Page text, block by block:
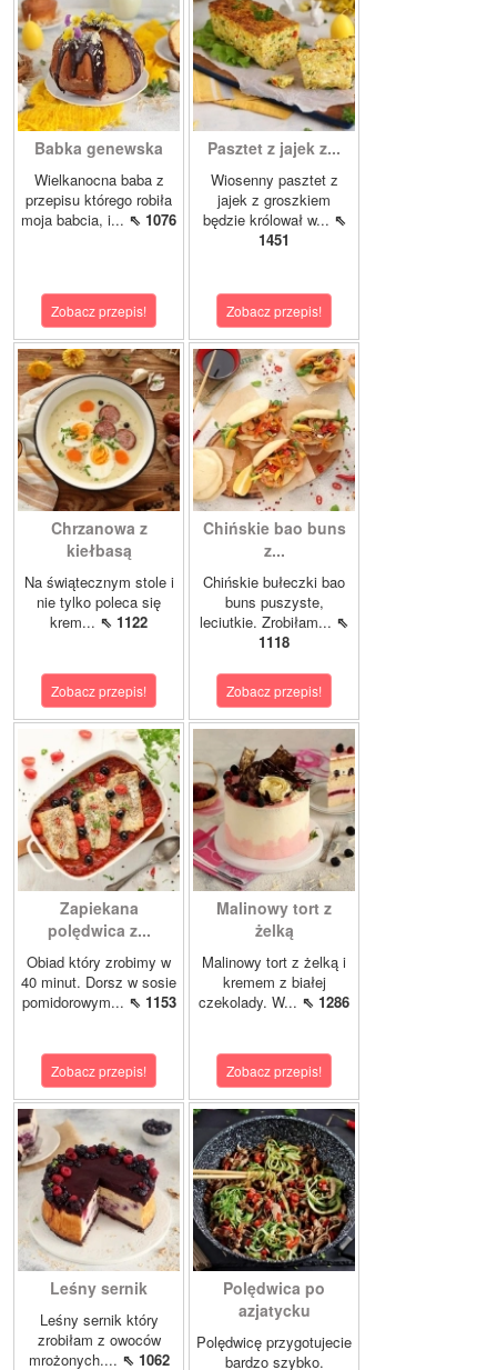
Babka genewska
Wielkanocna baba z
przepisu którego robiła
moja babcia, i... ⇖ 1076
Zobacz przepis!
Pasztet z jajek z...
Wiosenny pasztet z
jajek z groszkiem
będzie królował w... ⇖
1451
Zobacz przepis!
Chrzanowa z
kiełbasą
Na świątecznym stole i
nie tylko poleca się
krem... ⇖ 1122
Zobacz przepis!
Chińskie bao buns
z...
Chińskie bułeczki bao
buns puszyste,
leciutkie. Zrobiłam... ⇖
1118
Zobacz przepis!
Zapiekana
polędwica z...
Obiad który zrobimy w
40 minut. Dorsz w sosie
pomidorowym... ⇖ 1153
Zobacz przepis!
Malinowy tort z
żelką
Malinowy tort z żelką i
kremem z białej
czekolady. W... ⇖ 1286
Zobacz przepis!
Leśny sernik
Leśny sernik który
zrobiłam z owoców
mrożonych.... ⇖ 1062
Polędwica po
azjatycku
Polędwicę przygotujecie
bardzo szybko.